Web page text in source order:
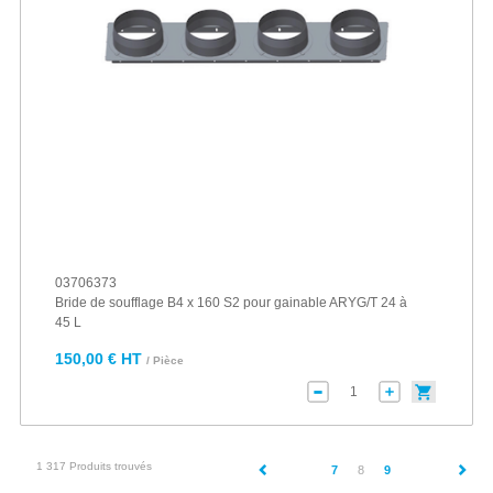
03706373
Bride de soufflage B4 x 160 S2 pour gainable ARYG/T 24 à
45 L
150,00 € HT / Pièce
1 317 Produits trouvés 7 8(current)
9